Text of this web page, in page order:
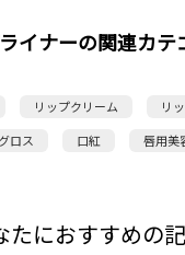
イナーの関連カテ
リップクリーム
リ
ロス
口紅 唇用美
たにおすすめの